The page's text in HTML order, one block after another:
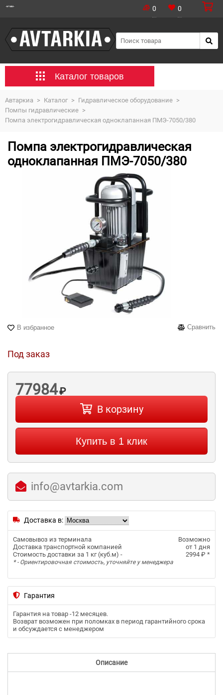
0 0
Каталог товаров
Автаркиа > Каталог > Гидравлическое оборудование >
Помпы гидравлические >
Помпа электрогидравлическая одноклапанная ПМЭ-7050/380
Помпа электрогидравлическая
одноклапанная ПМЭ-7050/380
В избранное Сравнить
Под заказ
77984₽
В корзину
Купить в 1 клик
info@avtarkia.com
Доставка в:
Самовывоз из терминала
Возможно
Доставка транспортной компанией
от 1 дня
Стоимость доставки за 1 кг (куб.м) -
2994 ₽ *
* - Ориентировочная стоимость, уточняйте у менеджера
Гарантия
Гарантия на товар -12 месяцев.
Возврат возможен при поломках в период гарантийного срока
и обсуждается с менеджером
Описание